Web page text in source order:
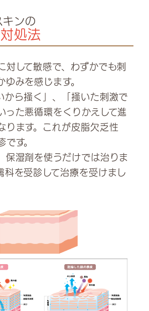
キンの
処法
対して敏感で、わずかでも刺
ゆみを感じます。
から掻く」、「掻いた刺激で
った悪循環をくりかえして進
ります。これが皮脂欠乏性
です。
保湿剤を使うだけでは治りま
科を受診して治療を受けまし